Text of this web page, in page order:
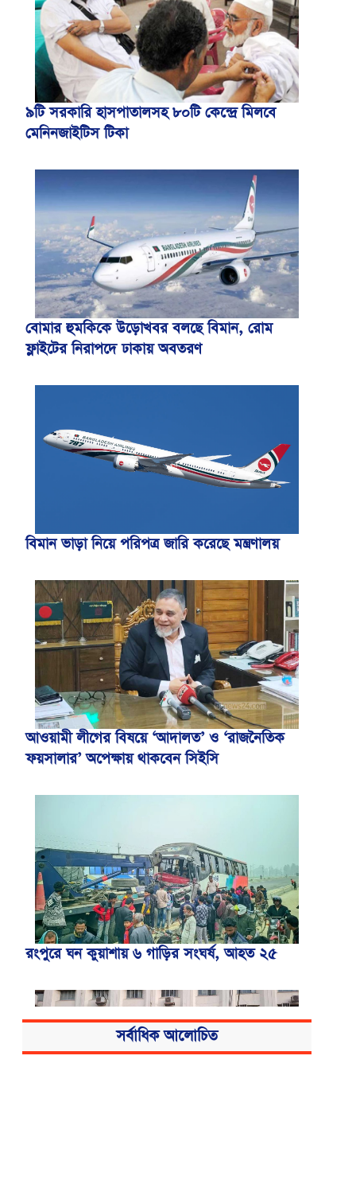
৯টি সরকারি হাসপাতালসহ ৮০টি কেন্দ্রে মিলবে
মেনিনজাইটিস টিকা
বোমার হুমকিকে উড়োখবর বলছে বিমান, রোম
ফ্লাইটের নিরাপদে ঢাকায় অবতরণ
বিমান ভাড়া নিয়ে পরিপত্র জারি করেছে মন্ত্রণালয়
আওয়ামী লীগের বিষয়ে ‘আদালত’ ও ‘রাজনৈতিক
ফয়সালার’ অপেক্ষায় থাকবেন সিইসি
রংপুরে ঘন কুয়াশায় ৬ গাড়ির সংঘর্ষ, আহত ২৫
সর্বাধিক আলোচিত